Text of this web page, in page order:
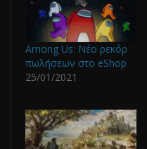
Among Us: Νέο ρεκόρ
πωλήσεων στο eShop
25/01/2021